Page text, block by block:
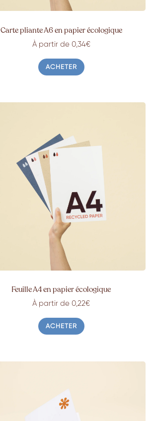
Carte pliante A6 en papier écologique
À partir de 0,34€
ACHETER
Feuille A4 en papier écologique
À partir de 0,22€
ACHETER